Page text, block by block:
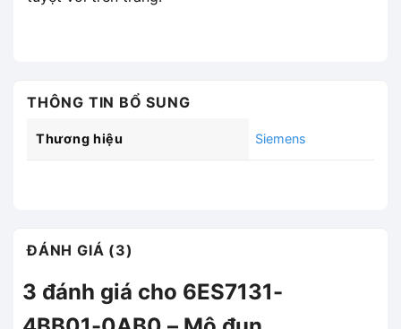
THÔNG TIN BỔ SUNG
Thương hiệu Siemens
ĐÁNH GIÁ (3)
3 đánh giá cho 6ES7131-